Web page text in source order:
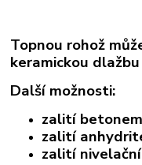
Topnou rohož
keramickou
Další možnosti:
zalití betonem
zalití
zalití